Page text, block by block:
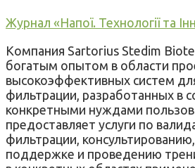
Журнал «Напої. Технології та
Компания Sartorius Stedim
богатым опытом в области
высокоэффективных систем
фильтрации, разработанных в
конкретными нуждами
предоставляет услуги по
фильтрации,
поддержке и проведению